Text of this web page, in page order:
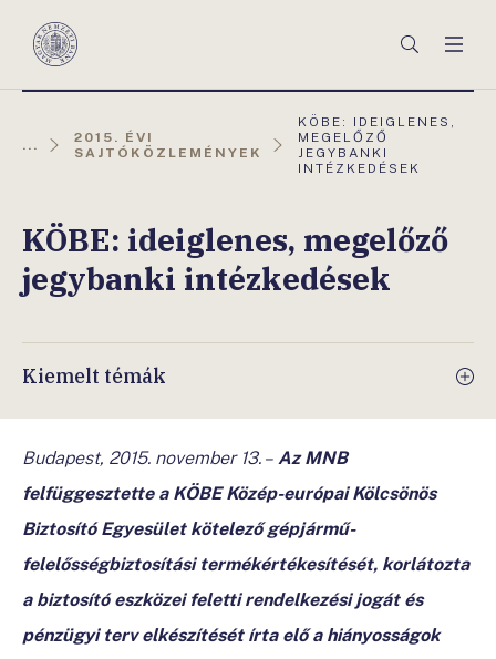
Magyar
Keresés
...
2015. ÉVI
SAJTÓKÖZLEMÉNYEK
AKTUÁLIS
OLDAL:
KÖBE: IDEIGLENES,
MEGELŐZŐ
JEGYBANKI
INTÉZKEDÉSEK
KÖBE: ideiglenes, megelőző
jegybanki intézkedések
Kiemelt témák
Budapest, 2015. november 13. – Az MNB
felfüggesztette a KÖBE Közép-európai Kölcsönös
Biztosító Egyesület kötelező gépjármű-
felelősségbiztosítási termékértékesítését, korlátozta
a biztosító eszközei feletti rendelkezési jogát és
pénzügyi terv elkészítését írta elő a hiányosságok